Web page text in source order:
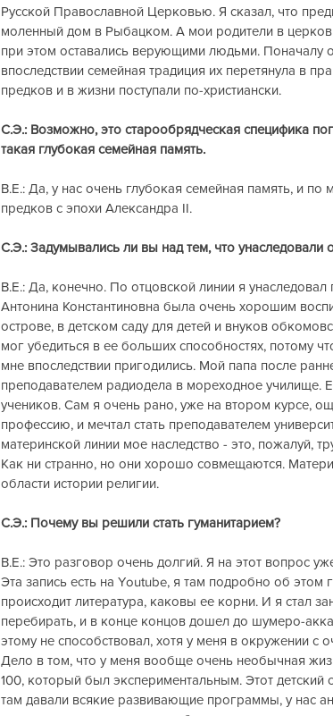
Русской Православной Церковью. Я сказал, что
моленный дом в Рыбацком. А мои родители в
при этом оставались верующими людьми. Поначалу
впоследствии семейная традиция их перетянула в
предков и в жизни поступали по-христиански.
С.Э.: Возможно, это старообрядческая специфика
такая глубокая семейная память.
В.Е.: Да, у нас очень глубокая семейная память, и
предков с эпохи Александра II.
С.Э.: Задумывались ли вы над тем, что унаследовали
В.Е.: Да, конечно. По отцовской линии я
Антонина Константиновна была очень хорошим
острове, в детском саду для детей и внуков
мог убедиться в ее больших способностях, потому
мне впоследствии пригодились. Мой папа после
преподавателем радиодела в мореходное училище.
учеников. Сам я очень рано, уже на втором курсе,
профессию, и мечтал стать преподавателем
материнской линии мое наследство - это, пожалуй,
Как ни странно, но они хорошо совмещаются.
области истории религии.
С.Э.: Почему вы решили стать гуманитарием?
В.Е.: Это разговор очень долгий. Я на этот вопрос
Эта запись есть на Youtube, я там подробно об
происходит литература, каковы ее корни. И я
перебирать, и в конце концов дошел до шумеро-
этому не способствовал, хотя у меня в окружении с
Дело в том, что у меня вообще очень необычная
100, который был экспериментальным. Этот детский
там давали всякие развивающие программы, у нас